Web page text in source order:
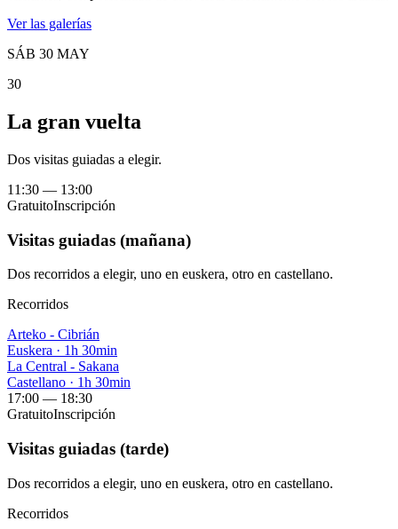
Ver las galerías
SÁB 30 MAY
30
La gran vuelta
Dos visitas guiadas a elegir.
11:30 — 13:00
GratuitoInscripción
Visitas guiadas (mañana)
Dos recorridos a elegir, uno en euskera, otro en castellano.
Recorridos
Arteko - Cibrián
Euskera · 1h 30min
La Central - Sakana
Castellano · 1h 30min
17:00 — 18:30
GratuitoInscripción
Visitas guiadas (tarde)
Dos recorridos a elegir, uno en euskera, otro en castellano.
Recorridos